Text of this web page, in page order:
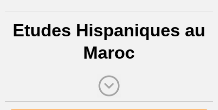
Etudes Hispaniques au
Maroc